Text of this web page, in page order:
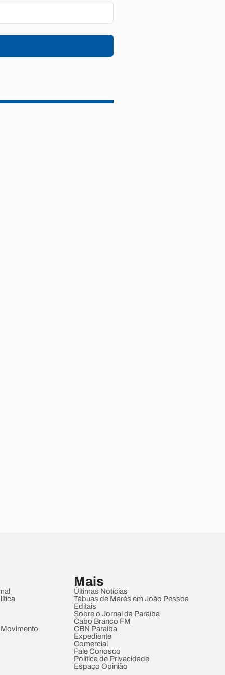
Mais
Últimas Notícias
Tábuas de Marés em João Pessoa
Editais
Sobre o Jornal da Paraíba
Cabo Branco FM
CBN Paraíba
Expediente
Comercial
Fale Conosco
Política de Privacidade
Espaço Opinião